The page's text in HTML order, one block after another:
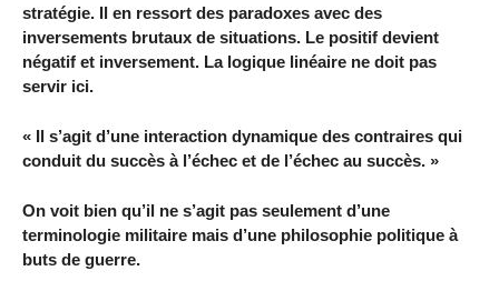
stratégie. Il en ressort des paradoxes avec des
inversements brutaux de situations. Le positif devient
négatif et inversement. La logique linéaire ne doit pas
servir ici.
« Il s’agit d’une interaction dynamique des contraires qui
conduit du succès à l’échec et de l’échec au succès. »
On voit bien qu’il ne s’agit pas seulement d’une
terminologie militaire mais d’une philosophie politique à
buts de guerre.